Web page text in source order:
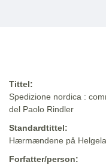
Tittel:
Spedizione nordica :
del Paolo Rindler
Standardtittel:
Hærmændene på
Forfatter/person: